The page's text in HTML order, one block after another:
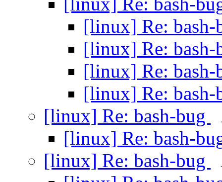
[linux] Re:
[linux] Re:
[linux] Re:
[linux] Re:
[linux] Re: bash-bug
[linux] Re: bash-
[linux] Re: bash-bug